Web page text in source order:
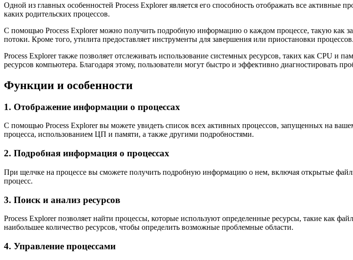
Одной из главных особенностей Process Explorer является его способность отображать все
каких родительских процессов.
С помощью Process Explorer можно получить подробную информацию о каждом процессе, такую как
потоки. Кроме того, утилита предоставляет инструменты для завершения или приостановки процессов.
Process Explorer также позволяет отслеживать использование системных ресурсов, таких как CPU и
ресурсов компьютера. Благодаря этому, пользователи могут быстро и эффективно диагностировать
Функции и особенности
1. Отображение информации о процессах
С помощью Process Explorer вы можете увидеть список всех активных процессов, запущенных на
процесса, использованием ЦП и памяти, а также другими подробностями.
2. Подробная информация о процессах
При щелчке на процессе вы сможете получить подробную информацию о нем, включая открытые
процесс.
3. Поиск и анализ ресурсов
Process Explorer позволяет найти процессы, которые используют определенные ресурсы, такие как
наибольшее количество ресурсов, чтобы определить возможные проблемные области.
4. Управление процессами